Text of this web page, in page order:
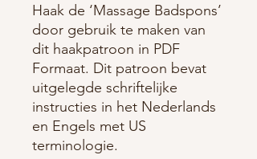
Haak de ‘Massage Badspons’
door gebruik te maken van
dit haakpatroon in PDF
Formaat. Dit patroon bevat
uitgelegde schriftelijke
instructies in het Nederlands
en Engels met US
terminologie.